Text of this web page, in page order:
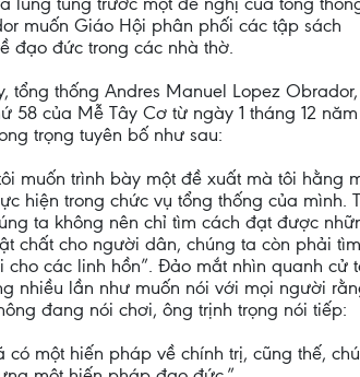
muốn Giáo Hội phân phối các tập sách
đạo đức trong các nhà thờ.
tổng thống Andres Manuel Lopez
58 của Mễ Tây Cơ từ ngày 1 tháng 12 năm
trọng tuyên bố như sau:
muốn trình bày một đề xuất mà tôi hằng
hiện trong chức vụ tổng thống của mình.
ta không nên chỉ tìm cách đạt được
chất cho người dân, chúng ta còn phải tìm
cho các linh hồn”. Đảo mắt nhìn quanh cử
nhiều lần như muốn nói với mọi người
đang nói chơi, ông trịnh trọng nói tiếp:
có một hiến pháp về chính trị, cũng thế,